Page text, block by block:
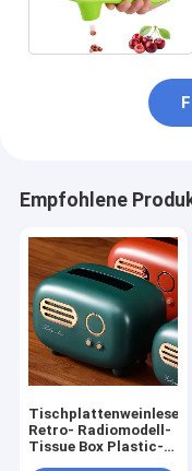
Empfohlene
Tischplattenweinlese-
Retro- Radiomodell-
Tissue Box Plastic-